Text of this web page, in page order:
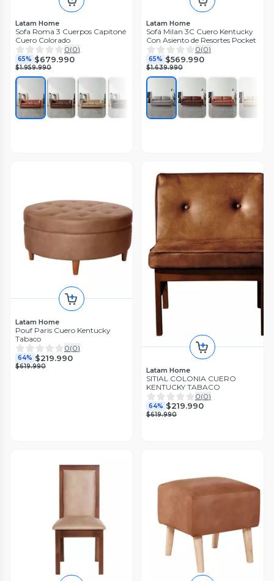
Latam Home
Sofa Roma 3 Cuerpos Capitoné
Cuero Colorado
0(0)
65% $679.990
$1.959.990
Latam Home
Sofá Milan 3C Cuero Kentucky
Con Asiento de Resortes Pocket
0(0)
65% $569.990
$1.639.990
Latam Home
Pouf Paris Cuero Kentucky
Tabaco
0(0)
64% $219.990
$619.990 Latam Home
SITIAL COLONIA CUERO
KENTUCKY TABACO
0(0)
64% $219.990
$619.990